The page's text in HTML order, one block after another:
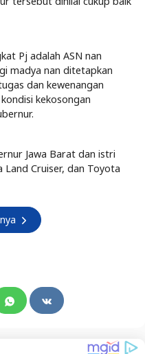
Pj adalah ASN nan
madya nan ditetapkan
dan kewenangan
kekosongan
Jawa Barat dan istri
Cruiser, dan Toyota